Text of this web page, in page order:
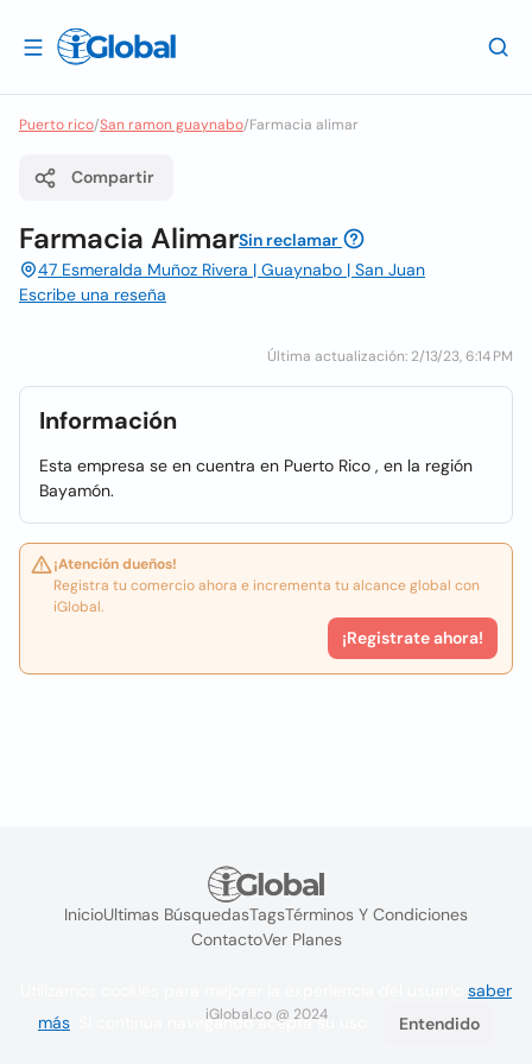
Puerto rico/San ramon guaynabo/Farmacia alimar
Compartir
Farmacia AlimarSin reclamar
47 Esmeralda Muñoz Rivera | Guaynabo | San Juan
Escribe una reseña
Última actualización: 2/13/23, 6:14 PM
Información
Esta empresa se en cuentra en Puerto Rico , en la región
Bayamón.
¡Atención dueños!
Registra tu comercio ahora e incrementa tu alcance global con
iGlobal.
¡Registrate ahora!
InicioUltimas BúsquedasTagsTérminos Y Condiciones
ContactoVer Planes
iGlobal.co @ 2024
saber
más . Si continúa navegando acepta su uso. Entendido